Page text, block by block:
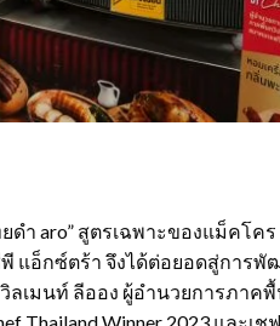
aro” สูตรเฉพาะของแม็คโคร
แอ็กซ์ตร้า จึงได้ต่อยอดสู่การ
เมนท์ ลีออง ผู้อำนวยการภาคพื้